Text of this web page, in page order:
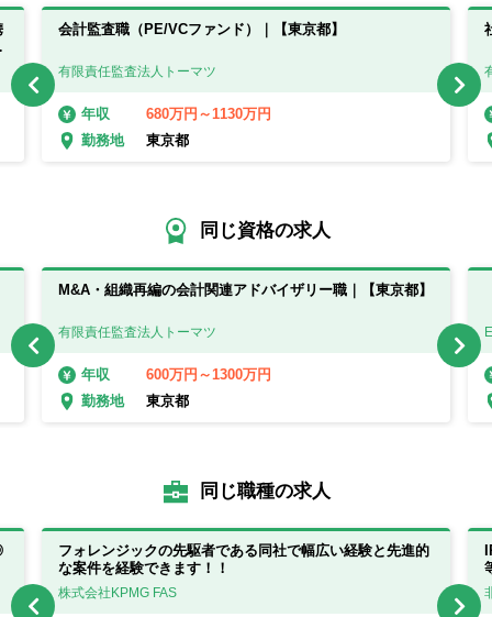
会計監査職（PE/VCファンド）｜【東京都】
有限責任監査法人トーマツ
年収
680万円～1130万円
勤務地
東京都
同じ資格の求人
M&A・組織再編の会計関連アドバイザリー職｜【東京都】
有限責任監査法人トーマツ
年収
600万円～1300万円
勤務地
東京都
同じ職種の求人
フォレンジックの先駆者である同社で幅広い経験と先進的
な案件を経験できます！！
株式会社KPMG FAS